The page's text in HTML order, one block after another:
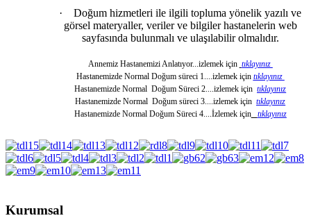
·
Doğum hizmetleri ile ilgili topluma yönelik yazılı ve
görsel materyaller, veriler ve bilgiler hastanelerin web
sayfasında bulunmalı ve ulaşılabilir olmalıdır.
Annemiz Hastanemizi Anlatıyor...izlemek için tıklayınız
Hastanemizde Normal Doğum süreci 1....izlemek için tıklayınız
Hastanemizde Normal Doğum Süreci 2....izlemek içintıklayınız
Hastanemizde Normal Doğum süreci 3....izlemek içintıklayınız
Hastanemizde Normal Doğum Süreci 4....İzlemek için
tıklayınız
Kurumsal